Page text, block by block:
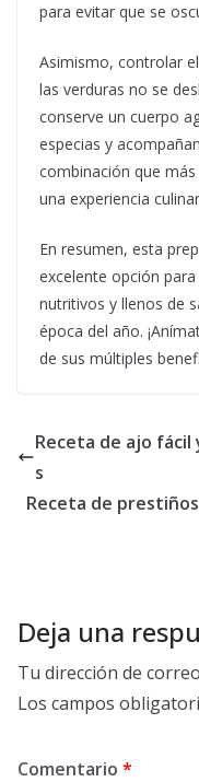
para evitar que se
Asimismo, controlar
las verduras no se
conserve un cuerpo
especias y
combinación que
una experiencia
En resumen, esta
excelente opción
nutritivos y llenos de
época del año.
de sus múltiples
Receta de ajo
s
Receta de
Deja una
Tu dirección de
Los campos
Comentario *